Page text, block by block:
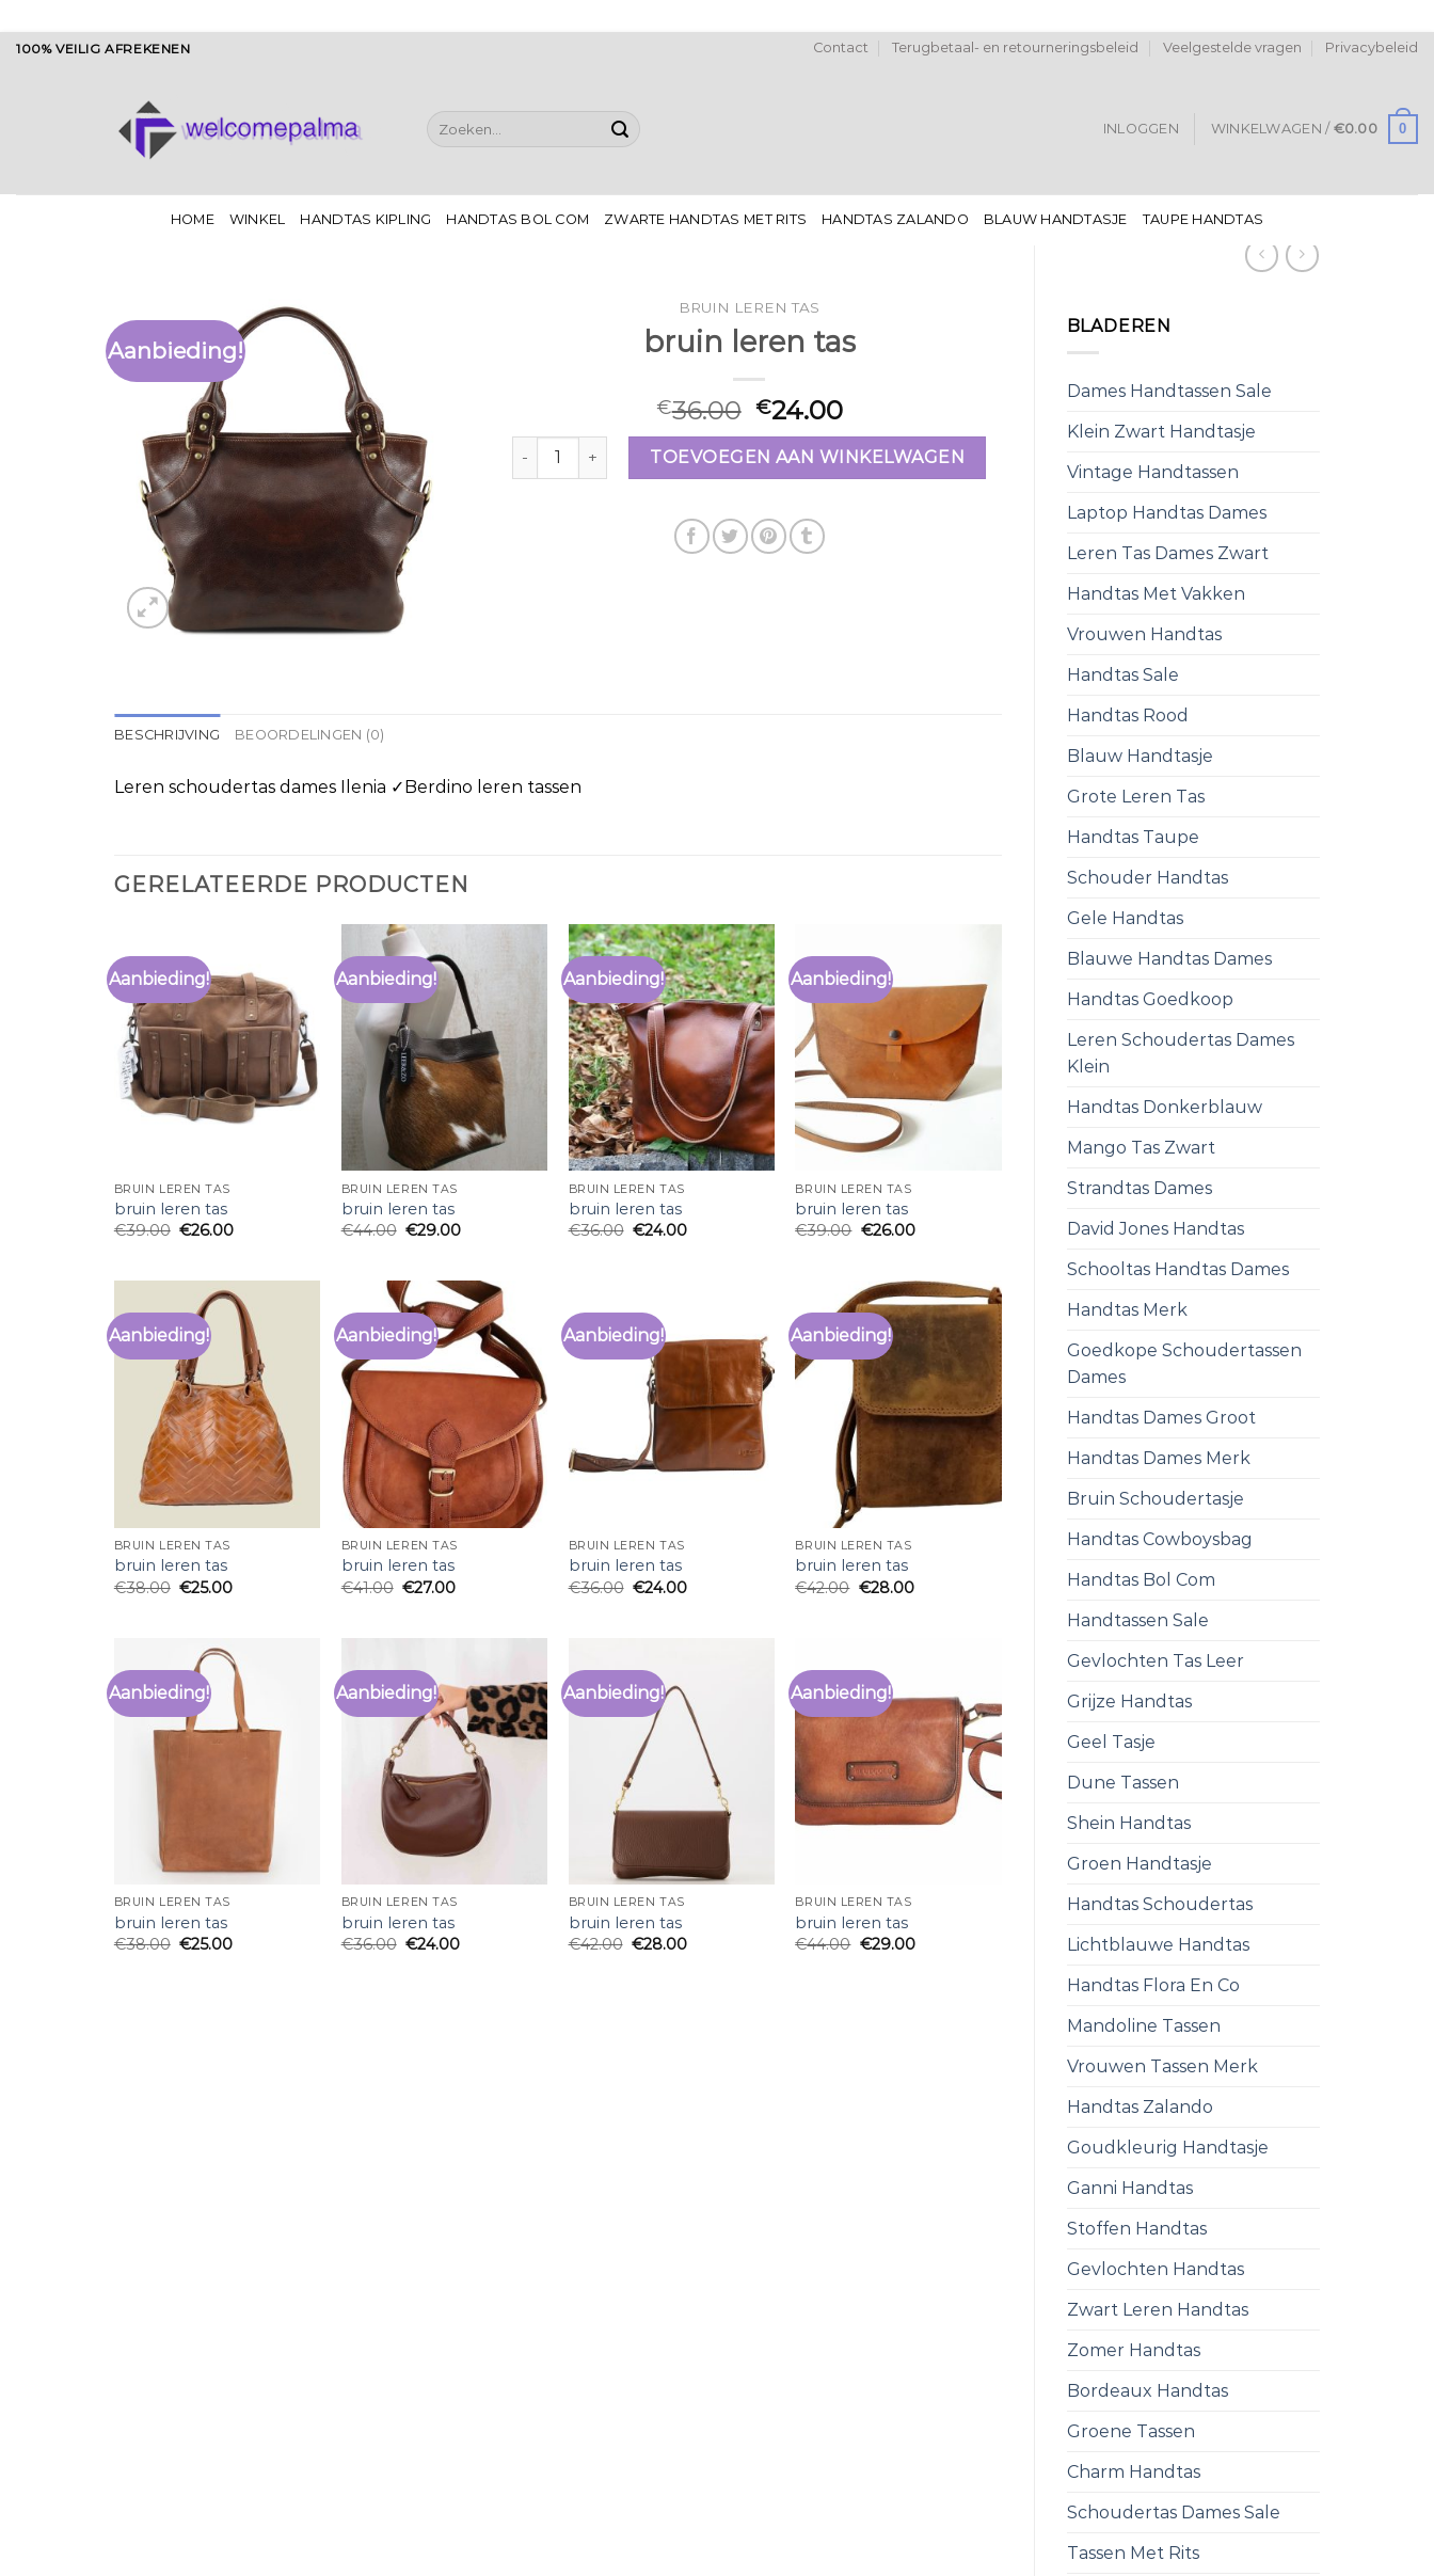
Ga100% VEILIG AFREKENEN Contact Terugbetaal- en retourneringsbeleid Veelgestelde vragen Privacybeleid
Zoeken
naar:
INLOGGEN WINKELWAGEN / €0.00 0
HOME WINKEL HANDTAS KIPLING HANDTAS BOL COM ZWARTE HANDTAS MET RITS HANDTAS ZALANDO BLAUW HANDTASJE TAUPE HANDTAS
BLADEREN
Dames Handtassen Sale
Klein Zwart Handtasje
Vintage Handtassen
Laptop Handtas Dames
Leren Tas Dames Zwart
Handtas Met Vakken
Vrouwen Handtas
Handtas Sale
Handtas Rood
Blauw Handtasje
Grote Leren Tas
Handtas Taupe
Schouder Handtas
Gele Handtas
Blauwe Handtas Dames
Handtas Goedkoop
Leren Schoudertas Dames
Klein
Handtas Donkerblauw
Mango Tas Zwart
Strandtas Dames
David Jones Handtas
Schooltas Handtas Dames
Handtas Merk
Goedkope Schoudertassen
Dames
Handtas Dames Groot
Handtas Dames Merk
Bruin Schoudertasje
Handtas Cowboysbag
Handtas Bol Com
Handtassen Sale
Gevlochten Tas Leer
Grijze Handtas
Geel Tasje
Dune Tassen
Shein Handtas
Groen Handtasje
Handtas Schoudertas
Lichtblauwe Handtas
Handtas Flora En Co
Mandoline Tassen
Vrouwen Tassen Merk
Handtas Zalando
Goudkleurig Handtasje
Ganni Handtas
Stoffen Handtas
Gevlochten Handtas
Zwart Leren Handtas
Zomer Handtas
Bordeaux Handtas
Groene Tassen
Charm Handtas
Schoudertas Dames Sale
Tassen Met Rits
Aanbieding!
BRUIN LEREN TAS
bruin leren tas
€36.00 €24.00
bruin leren tas aantalTOEVOEGEN AAN WINKELWAGEN
BESCHRIJVING BEOORDELINGEN (0)
Leren schoudertas dames Ilenia ✓Berdino leren tassen
GERELATEERDE PRODUCTEN
Aanbieding!
BRUIN LEREN TAS
bruin leren tas
€39.00 €26.00
Aanbieding!
BRUIN LEREN TAS
bruin leren tas
€44.00 €29.00
Aanbieding!
BRUIN LEREN TAS
bruin leren tas
€36.00 €24.00
Aanbieding!
BRUIN LEREN TAS
bruin leren tas
€39.00 €26.00
Aanbieding!
BRUIN LEREN TAS
bruin leren tas
€38.00 €25.00
Aanbieding!
BRUIN LEREN TAS
bruin leren tas
€41.00 €27.00
Aanbieding!
BRUIN LEREN TAS
bruin leren tas
€36.00 €24.00
Aanbieding!
BRUIN LEREN TAS
bruin leren tas
€42.00 €28.00
Aanbieding!
BRUIN LEREN TAS
bruin leren tas
€38.00 €25.00
Aanbieding!
BRUIN LEREN TAS
bruin leren tas
€36.00 €24.00
Aanbieding!
BRUIN LEREN TAS
bruin leren tas
€42.00 €28.00
Aanbieding!
BRUIN LEREN TAS
bruin leren tas
€44.00 €29.00